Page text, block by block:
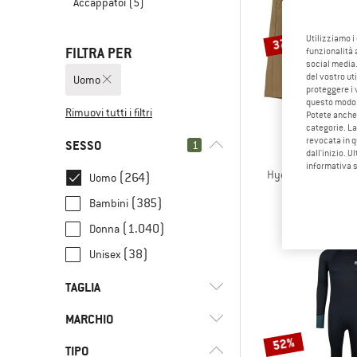
FILTRA PER
Uomo
Rimuovi tutti i filtri
SESSO 1
Uomo (264)
Bambini (385)
Donna (1.040)
Unisex (38)
TAGLIA
UNI XXS
MARCHIO
TIPO
37%
Hydropeak
52%
Utilizziamo i
funzionalità
social
del vostro
proteggere i
questo modo.
Potete
categorie.
revocata in
dall'inizio.
informativa